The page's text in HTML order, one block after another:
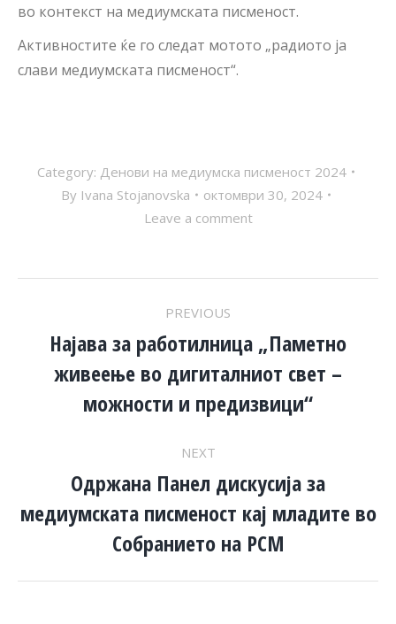
во контекст на медиумската писменост.
Активностите ќе го следат мотото „радиото ја
слави медиумската писменост“.
Category: Денови на медиумска писменост 2024
By Ivana Stojanovska
октомври 30, 2024
Leave a comment
NAVIGATION
PREVIOUS
Previous
post:
Најава за работилница „Паметно
живеење во дигиталниот свет –
можности и предизвици“
NEXT
Next
post:
Одржана Панел дискусија за
медиумската писменост кај младите во
Собранието на РСМ